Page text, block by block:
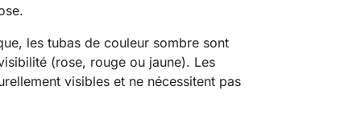
les tubas de couleur sombre sont
(rose, rouge ou jaune). Les
visibles et ne nécessitent pas